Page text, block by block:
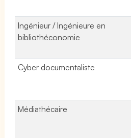
Ingénieur / Ingénieure en
bibliothéconomie
Cyber documentaliste
Médiathécaire